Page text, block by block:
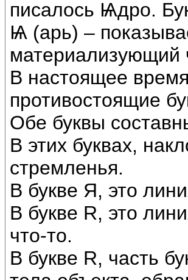
писалось Ѩдро.
Ѩ (арь) –
материализующий
В настоящее
противостоящие
Обе буквы
В этих буквах,
стремленья.
В букве Я, это
В букве R, это
что-то.
В букве R, часть